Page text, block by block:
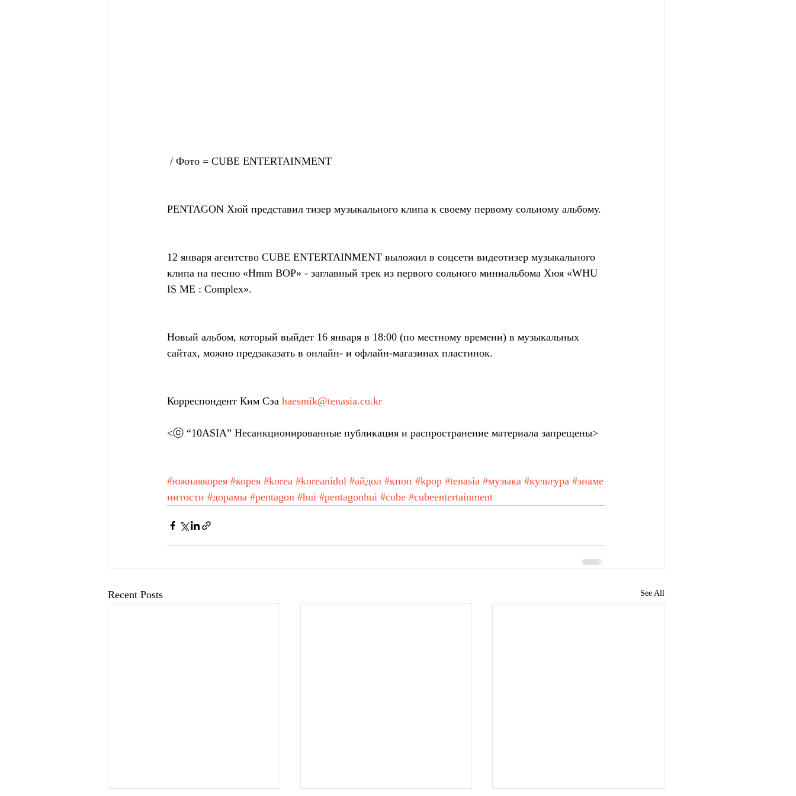
/ Фото = CUBE ENTERTAINMENT
PENTAGON Хюй представил тизер музыкального клипа к своему первому сольному альбому.
12 января агентство CUBE ENTERTAINMENT выложил в соцсети видеотизер музыкального
клипа на песню «Hmm BOP» - заглавный трек из первого сольного миниальбома Хюя «WHU
IS ME : Complex».
Новый альбом, который выйдет 16 января в 18:00 (по местному времени) в музыкальных
сайтах, можно предзаказать в онлайн- и офлайн-магазинах пластинок.
Корреспондент Ким Сэа haesmik@tenasia.co.kr
<ⓒ “10ASIA” Несанкционированные публикация и распространение материала запрещены>
#южнаякорея #корея #korea #koreanidol #айдол #кпоп #kpop #tenasia #музыка #культура #знаме
нитости #дорамы #pentagon #hui #pentagonhui #cube #cubeentertainment
Recent Posts See All